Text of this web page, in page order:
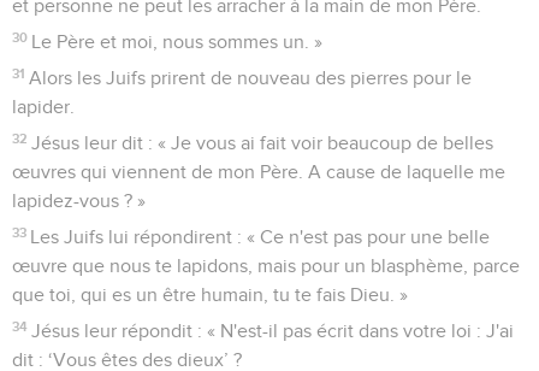
et personne ne peut les arracher à la main de mon Père.
30 Le Père et moi, nous sommes un. »
31 Alors les Juifs prirent de nouveau des pierres pour le
lapider.
32 Jésus leur dit : « Je vous ai fait voir beaucoup de belles
œuvres qui viennent de mon Père. A cause de laquelle me
lapidez-vous ? »
33 Les Juifs lui répondirent : « Ce n'est pas pour une belle
œuvre que nous te lapidons, mais pour un blasphème, parce
que toi, qui es un être humain, tu te fais Dieu. »
34 Jésus leur répondit : « N'est-il pas écrit dans votre loi : J'ai
dit : ‘Vous êtes des dieux’ ?